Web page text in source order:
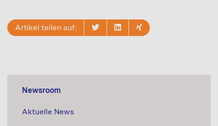
Artikel teilen auf:
Newsroom
Aktuelle News